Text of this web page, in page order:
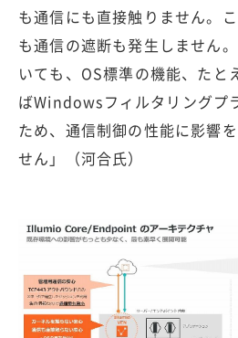
も通信にも直接触りません。
も通信の遮断も発生しません
いても、OS標準の機能、た
ばWindowsフィルタリングプ
ため、通信制御の性能に影響
せん」（河合氏）